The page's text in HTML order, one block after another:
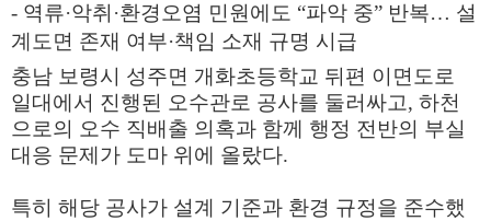
- 역류·악취·환경오염 민원에도 “파악 중” 반복… 설
계도면 존재 여부·책임 소재 규명 시급
충남 보령시 성주면 개화초등학교 뒤편 이면도로
일대에서 진행된 오수관로 공사를 둘러싸고, 하천
으로의 오수 직배출 의혹과 함께 행정 전반의 부실
대응 문제가 도마 위에 올랐다.
특히 해당 공사가 설계 기준과 환경 규정을 준수했